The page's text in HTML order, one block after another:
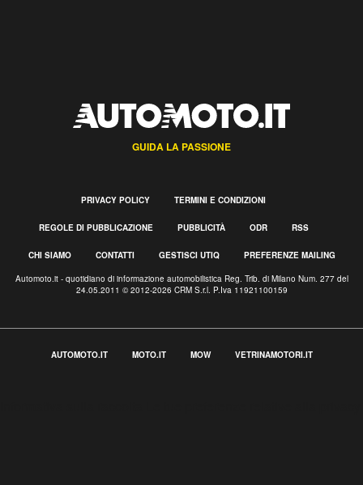
GUIDA LA PASSIONE
PRIVACY POLICY TERMINI E CONDIZIONI
REGOLE DI PUBBLICAZIONE PUBBLICITÀ ODR RSS
CHI SIAMO CONTATTI GESTISCI UTIQ PREFERENZE MAILING
Automoto.it - quotidiano di informazione automobilistica Reg. Trib. di Milano Num. 277 del
24.05.2011 © 2012-2026 CRM S.r.l. P.Iva 11921100159
AUTOMOTO.IT MOTO.IT MOW VETRINAMOTORI.IT